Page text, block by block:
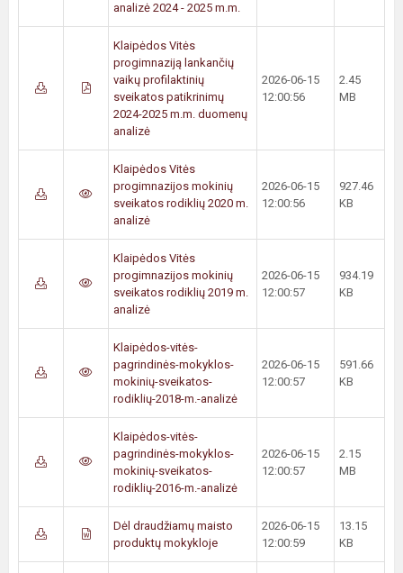
analizė 2024 - 2025 m.m.
Klaipėdos Vitės
progimnaziją lankančių
vaikų profilaktinių
sveikatos patikrinimų
2024-2025 m.m. duomenų
analizė
2026-06-15
12:00:56
2.45
MB
Klaipėdos Vitės
progimnazijos mokinių
sveikatos rodiklių 2020 m.
analizė
2026-06-15
12:00:56
927.46
KB
Klaipėdos Vitės
progimnazijos mokinių
sveikatos rodiklių 2019 m.
analizė
2026-06-15
12:00:57
934.19
KB
Klaipėdos-vitės-
pagrindinės-mokyklos-
mokinių-sveikatos-
rodiklių-2018-m.-analizė
2026-06-15
12:00:57
591.66
KB
Klaipėdos-vitės-
pagrindinės-mokyklos-
mokinių-sveikatos-
rodiklių-2016-m.-analizė
2026-06-15
12:00:57
2.15
MB
Dėl draudžiamų maisto
produktų mokykloje
2026-06-15
12:00:59
13.15
KB